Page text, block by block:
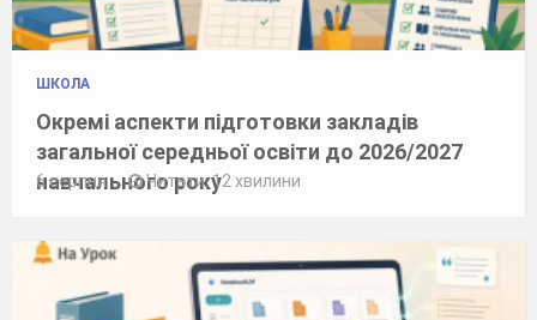
ШКОЛА
Окремі аспекти підготовки закладів
загальної середньої освіти до 2026/2027
навчального року
6 серпня Читати: 12 хвилини